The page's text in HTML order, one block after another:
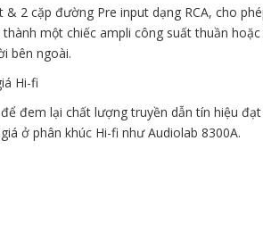
2 cặp đường Pre input dạng RCA, cho
một chiếc ampli công suất thuần
bên ngoài.
đem lại chất lượng truyền dẫn tín hiệu
ở phân khúc Hi-fi như Audiolab 8300A.